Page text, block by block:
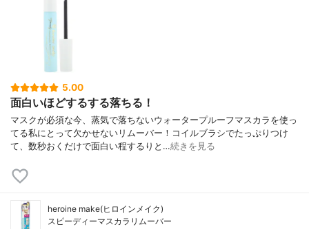
5.00
面白いほどするする落ちる！
マスクが必須な今、蒸気で落ちないウォータープルーフマスカラを使っ
てる私にとって欠かせないリムーバー！コイルブラシでたっぷりつけ
て、数秒おくだけで面白い程するりと…続きを見る
heroine make(ヒロインメイク)
スピーディーマスカラリムーバー